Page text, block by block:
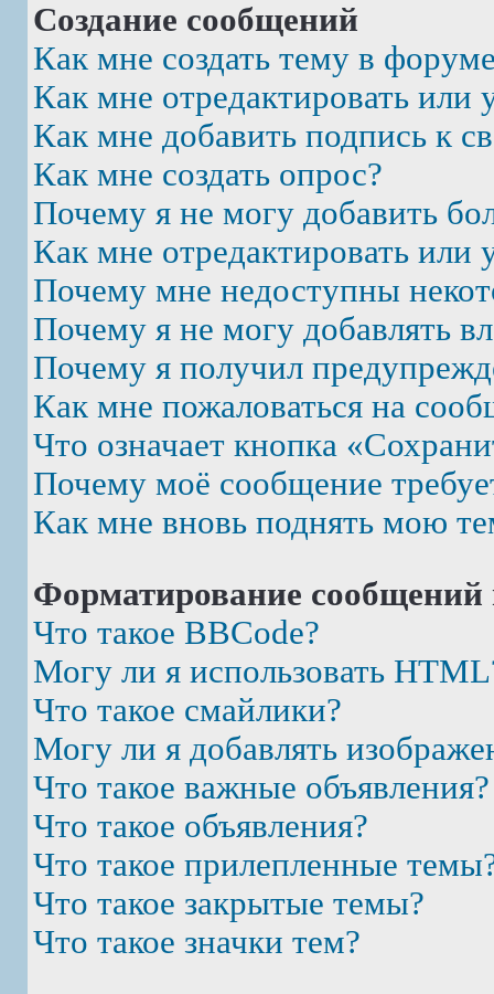
Создание сообщений
Как мне создать тему в
Как мне отредактировать или
Как мне добавить подпись к
Как мне создать опрос?
Почему я не могу добавить
Как мне отредактировать или
Почему мне недоступны
Почему я не могу добавлять
Почему я получил
Как мне пожаловаться на
Что означает кнопка
Почему моё сообщение
Как мне вновь поднять мою
Форматирование
Что такое BBCode?
Могу ли я использовать
Что такое смайлики?
Могу ли я добавлять
Что такое важные объявления?
Что такое объявления?
Что такое прилепленные
Что такое закрытые темы?
Что такое значки тем?